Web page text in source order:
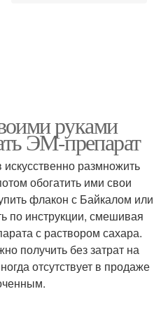
руками
ЭМ-препарат
размножить
обогатить ими свои
флакон с Байкалом или
по инструкции, смешивая
с раствором сахара.
получить без затрат на
отсутствует в продаже